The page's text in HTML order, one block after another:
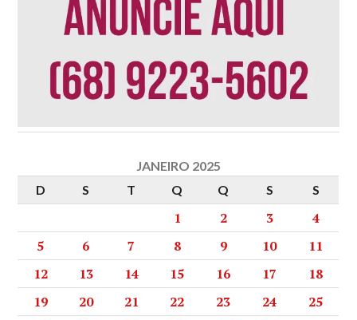
JANEIRO 2025
D
S T Q Q S S
1 2 3
4
5
6 7 8 9 10
11
12
13 14 15 16 17
18
19
20 21 22 23 24
25